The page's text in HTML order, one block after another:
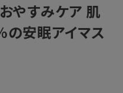
おやすみケア 肌
安眠アイマス